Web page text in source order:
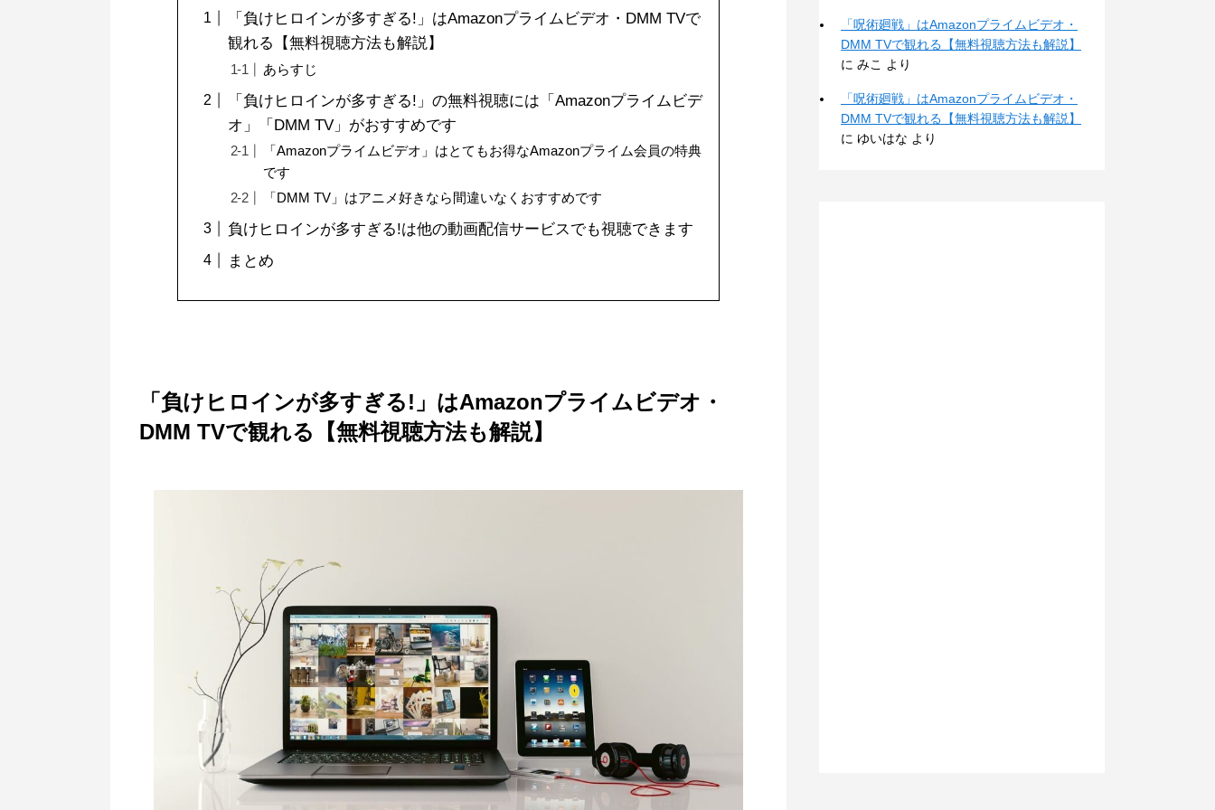
「負けヒロインが多すぎる!」はAmazonプライムビデオ・DMM TVで
観れる【無料視聴方法も解説】
あらすじ
「負けヒロインが多すぎる!」の無料視聴には「Amazonプライムビデ
オ」「DMM TV」がおすすめです
「Amazonプライムビデオ」はとてもお得なAmazonプライム会員の特典
です
「DMM TV」はアニメ好きなら間違いなくおすすめです
負けヒロインが多すぎる!は他の動画配信サービスでも視聴できます
まとめ
「負けヒロインが多すぎる!」はAmazonプライムビデオ・
DMM TVで観れる【無料視聴方法も解説】
「呪術廻戦」はAmazonプライムビデオ・
DMM TVで観れる【無料視聴方法も解説】
に みこ より
「呪術廻戦」はAmazonプライムビデオ・
DMM TVで観れる【無料視聴方法も解説】
に ゆいはな より